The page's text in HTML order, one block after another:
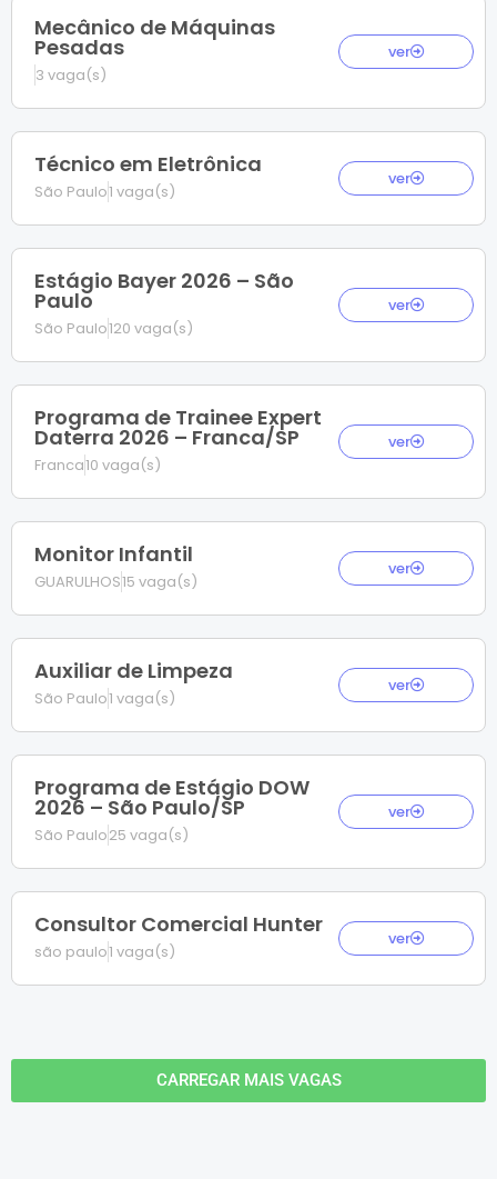
Mecânico de Máquinas
Pesadas
3 vaga(s)
ver
Técnico em Eletrônica
São Paulo1 vaga(s)
ver
Estágio Bayer 2026 – São
Paulo
São Paulo120 vaga(s)
ver
Programa de Trainee Expert
Daterra 2026 – Franca/SP
Franca10 vaga(s)
ver
Monitor Infantil
GUARULHOS15 vaga(s)
ver
Auxiliar de Limpeza
São Paulo1 vaga(s)
ver
Programa de Estágio DOW
2026 – São Paulo/SP
São Paulo25 vaga(s)
ver
Consultor Comercial Hunter
são paulo1 vaga(s)
ver
CARREGAR MAIS VAGAS